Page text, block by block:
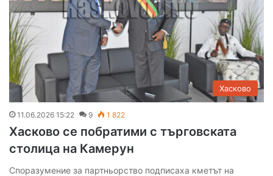
Хасково
11.06.2026 15:22 9 1 822
Хасково се побратими с търговската
столица на Камерун
Споразумение за партньорство подписаха кметът на